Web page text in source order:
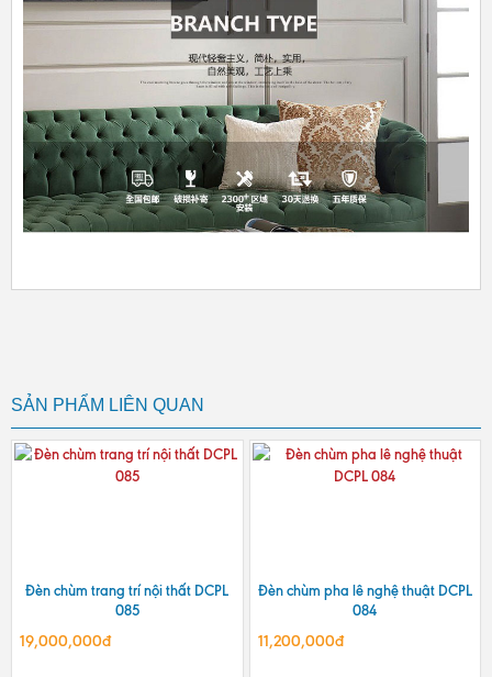
SẢN PHẨM LIÊN QUAN
Đèn chùm trang trí nội thất DCPL
085
19,000,000đ
Đèn chùm pha lê nghệ thuật DCPL
084
11,200,000đ